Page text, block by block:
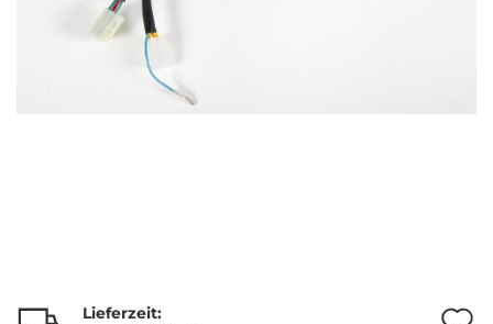
Lieferzeit: